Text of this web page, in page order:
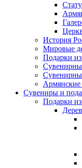
История
Мировые
Подарки
Сувениры и
Подарки